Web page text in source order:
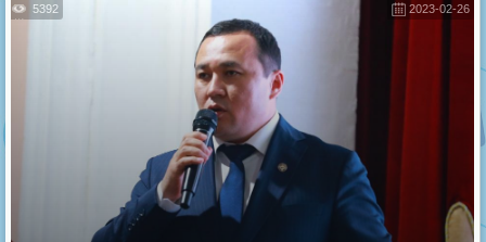
2023-02-26
5392